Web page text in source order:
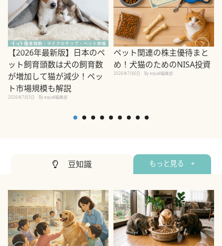
【2026年最新版】日本のペ
ット飼育頭数は犬の飼育数
が増加して猫が減少！ペッ
ト市場規模も解説
2026年7月3日 By equall編集部
ペット関連の株主優待まと
め！犬猫のためのNISA投資
2026年7月6日 By equall編集部
豆知識 もっと見る +